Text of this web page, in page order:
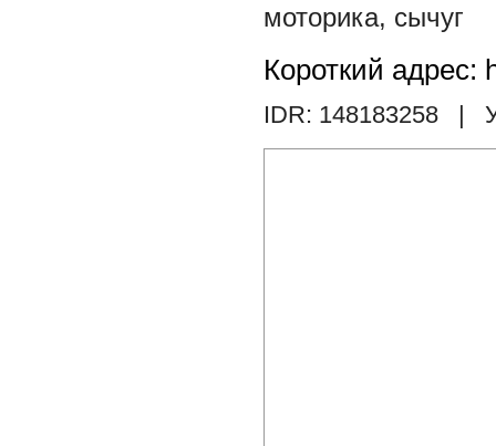
моторика, сычуг
Короткий адрес:
IDR: 148183258 |